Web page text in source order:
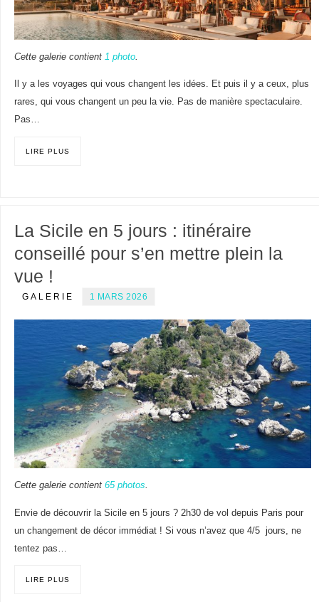
Cette galerie contient 1 photo.
Il y a les voyages qui vous changent les idées. Et puis il y a ceux, plus
rares, qui vous changent un peu la vie. Pas de manière spectaculaire.
Pas…
LIRE PLUS
La Sicile en 5 jours : itinéraire
conseillé pour s’en mettre plein la
vue !
GALERIE 1 MARS 2026
Cette galerie contient 65 photos
Envie de découvrir la Sicile en 5 jours ? 2h30 de vol depuis Paris pour
un changement de décor immédiat ! Si vous n’avez que 4/5 jours, ne
tentez pas…
LIRE PLUS